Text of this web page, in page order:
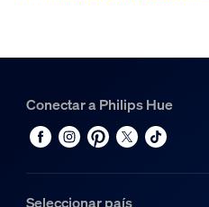
Conectar a Philips Hue
Seleccionar país